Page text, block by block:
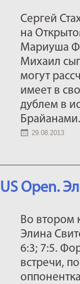
Сергей
на
Мариуша
Михаил
могут
имеет в
дублем в
Брайанами.
29.08.2013
US Open.
Во втором
Элина
6:3; 7:5.
встречи,